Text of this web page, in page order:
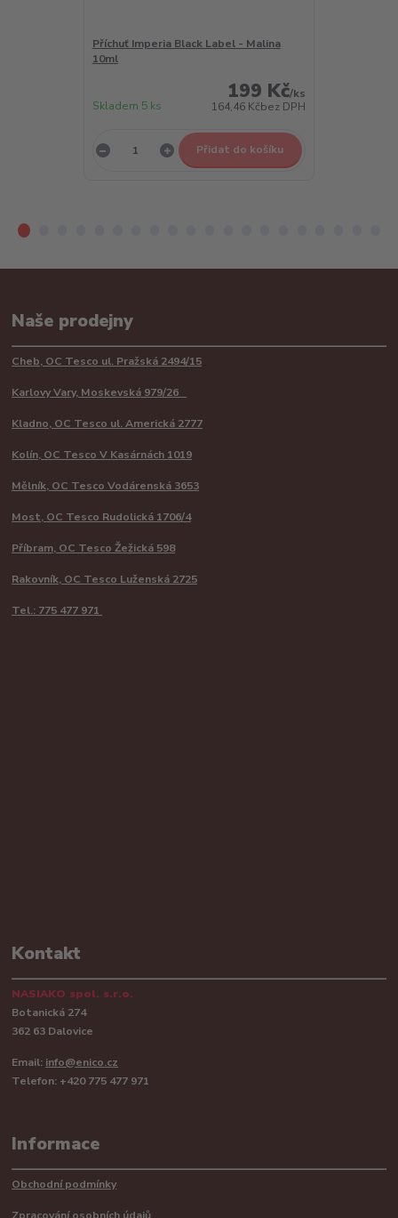
Příchuť Imperia Black Label - Malina
10ml
199 Kč/ks
164,46 Kčbez DPH
Skladem 5 ks
Přidat do košíku
Naše prodejny
Cheb, OC Tesco ul. Pražská 2494/15
Karlovy Vary, Moskevská 979/26
Kladno, OC Tesco ul. Americká 2777
Kolín, OC Tesco V Kasárnách 1019
Mělník, OC Tesco Vodárenská 3653
Most, OC Tesco Rudolická 1706/4
Příbram, OC Tesco Žežická 598
Rakovník, OC Tesco Luženská 2725
Tel.: 775 477 971
Kontakt
NASIAKO spol. s.r.o.
Botanická 274
362 63 Dalovice
Email: info@enico.cz
Telefon: +420 775 477 971
Informace
Obchodní podmínky